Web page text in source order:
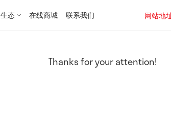
生态 在线商城 联系我们
网站地
Thanks for your attention!